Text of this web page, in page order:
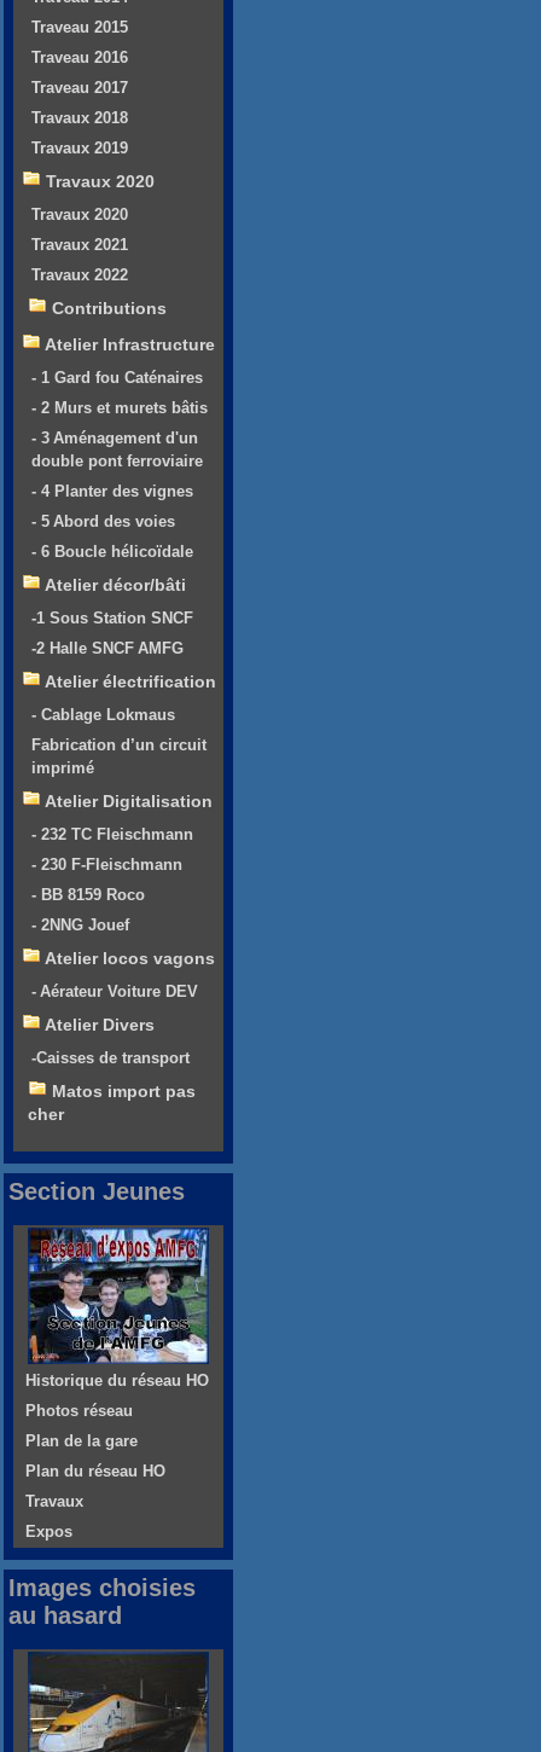
Traveau 2015
Traveau 2016
Traveau 2017
Travaux 2018
Travaux 2019
Travaux 2020
Travaux 2020
Travaux 2021
Travaux 2022
Contributions
Atelier Infrastructure
- 1 Gard fou Caténaires
- 2 Murs et murets bâtis
- 3 Aménagement d'un
double pont ferroviaire
- 4 Planter des vignes
- 5 Abord des voies
- 6 Boucle hélicoïdale
Atelier décor/bâti
-1 Sous Station SNCF
-2 Halle SNCF AMFG
Atelier électrification
- Cablage Lokmaus
Fabrication d’un circuit
imprimé
Atelier Digitalisation
- 232 TC Fleischmann
- 230 F-Fleischmann
- BB 8159 Roco
- 2NNG Jouef
Atelier locos vagons
- Aérateur Voiture DEV
Atelier Divers
-Caisses de transport
Matos import pas
cher
Section Jeunes
Historique du réseau HO
Photos réseau
Plan de la gare
Plan du réseau HO
Travaux
Expos
Images choisies
au hasard